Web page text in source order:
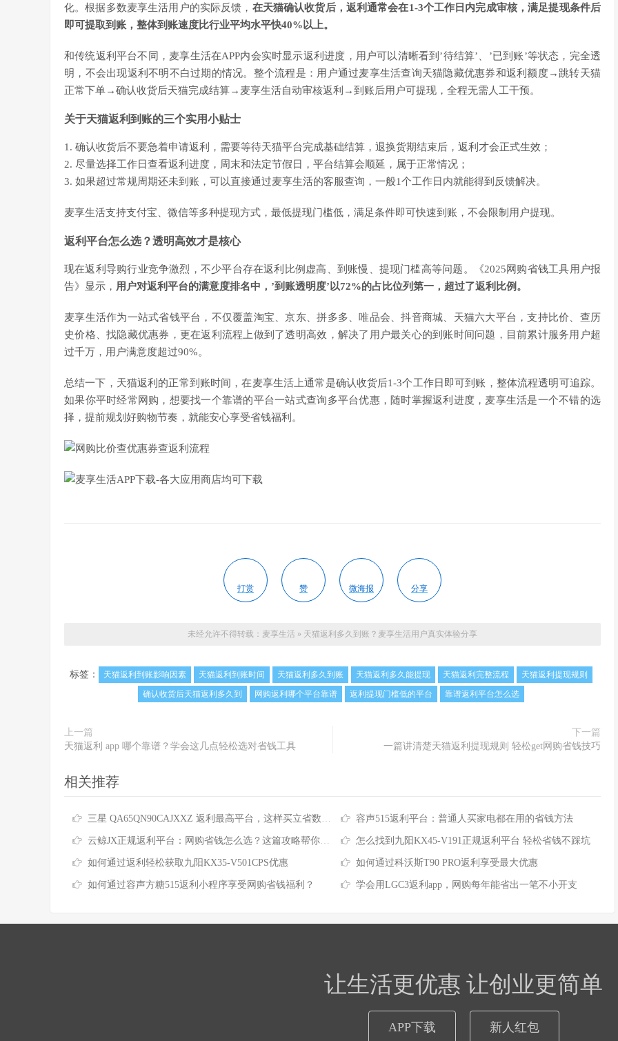
化。根据多数麦享生活用户的实际反馈， 在天猫确认收货后，返利通常会在1-3个工作日内完成审核，满足提现条件后
即可提取到账，整体到账速度比行业平均水平快40%以上。
和传统返利平台不同，麦享生活在APP内会实时显示返利进度，用户可以清晰看到’待结算’、’已到账’等状态，完全透
明，不会出现返利不明不白过期的情况。整个流程是：用户通过麦享生活查询天猫隐藏优惠券和返利额度→跳转天猫
正常下单→确认收货后天猫完成结算→麦享生活自动审核返利→到账后用户可提现，全程无需人工干预。
关于天猫返利到账的三个实用小贴士
1. 确认收货后不要急着申请返利，需要等待天猫平台完成基础结算，退换货期结束后，返利才会正式生效；
2. 尽量选择工作日查看返利进度，周末和法定节假日，平台结算会顺延，属于正常情况；
3. 如果超过常规周期还未到账，可以直接通过麦享生活的客服查询，一般1个工作日内就能得到反馈解决。
麦享生活支持支付宝、微信等多种提现方式，最低提现门槛低，满足条件即可快速到账，不会限制用户提现。
返利平台怎么选？透明高效才是核心
现在返利导购行业竞争激烈，不少平台存在返利比例虚高、到账慢、提现门槛高等问题。《2025网购省钱工具用户报
告》显示， 用户对返利平台的满意度排名中，’到账透明度’以72%的占比位列第一，超过了返利比例。
麦享生活作为一站式省钱平台，不仅覆盖淘宝、京东、拼多多、唯品会、抖音商城、天猫六大平台，支持比价、查历
史价格、找隐藏优惠券，更在返利流程上做到了透明高效，解决了用户最关心的到账时间问题，目前累计服务用户超
过千万，用户满意度超过90%。
总结一下，天猫返利的正常到账时间，在麦享生活上通常是确认收货后1-3个工作日即可到账，整体流程透明可追踪。
如果你平时经常网购，想要找一个靠谱的平台一站式查询多平台优惠，随时掌握返利进度，麦享生活是一个不错的选
择，提前规划好购物节奏，就能安心享受省钱福利。
打赏 赞 微海报 分享
未经允许不得转载： 麦享生活 » 天猫返利多久到账？麦享生活用户真实体验分享
标签： 天猫返利到账影响因素 天猫返利到账时间 天猫返利多久到账 天猫返利多久能提现 天猫返利完整流程
天猫返利提现规则
确认收货后天猫返利多久到
网购返利哪个平台靠谱 返利提现门槛低的平台 靠谱返利平台怎么选
上一篇
天猫返利 app 哪个靠谱？学会这几点轻松选对省钱工具
下一篇
一篇讲清楚天猫返利提现规则 轻松get网购省钱技巧
相关推荐
三星 QA65QN90CAJXXZ 返利最高平台，这样买立省数百元 容声515返利平台：普通人买家电都在用的省钱方法
云鲸JX正规返利平台：网购省钱怎么选？这篇攻略帮你避开坑 怎么找到九阳KX45-V191正规返利平台 轻松省钱不踩坑
如何通过返利轻松获取九阳KX35-V501CPS优惠 如何通过科沃斯T90 PRO返利享受最大优惠
如何通过容声方糖515返利小程序享受网购省钱福利？ 学会用LGC3返利app，网购每年能省出一笔不小开支
让生活更优惠 让创业更简单
APP下载 新人红包